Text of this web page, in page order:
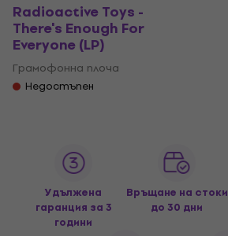
Radioactive Toys -
There's Enough For
Everyone (LP)
Грамофонна плоча
Недостъпен
Удължена
гаранция за 3
години
Връщане на стоки
до 30 дни